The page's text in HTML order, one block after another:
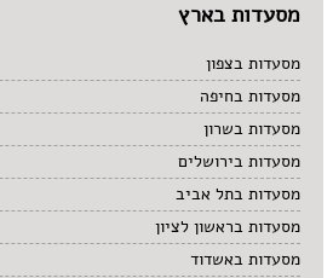
מסעדות בארץ
מסעדות בצפון
מסעדות בחיפה
מסעדות בשרון
מסעדות בירושלים
מסעדות בתל אביב
מסעדות בראשון לציון
מסעדות באשדוד